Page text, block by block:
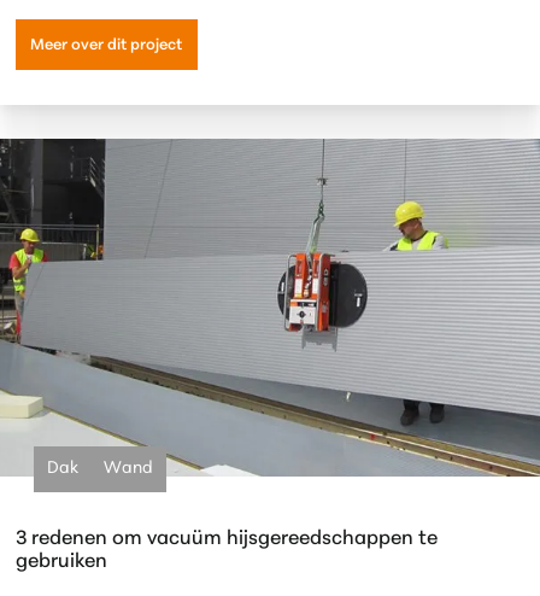
Meer over dit project
Dak Wand
3 redenen om vacuüm hijsgereedschappen te
gebruiken